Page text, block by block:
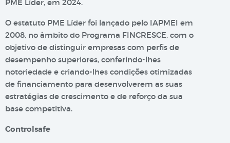
PME Líder, em 2024.
O estatuto PME Líder foi lançado pelo IAPMEI em
2008, no âmbito do Programa FINCRESCE, com o
objetivo de distinguir empresas com perfis de
desempenho superiores, conferindo-lhes
notoriedade e criando-lhes condições otimizadas
de financiamento para desenvolverem as suas
estratégias de crescimento e de reforço da sua
base competitiva.
Controlsafe